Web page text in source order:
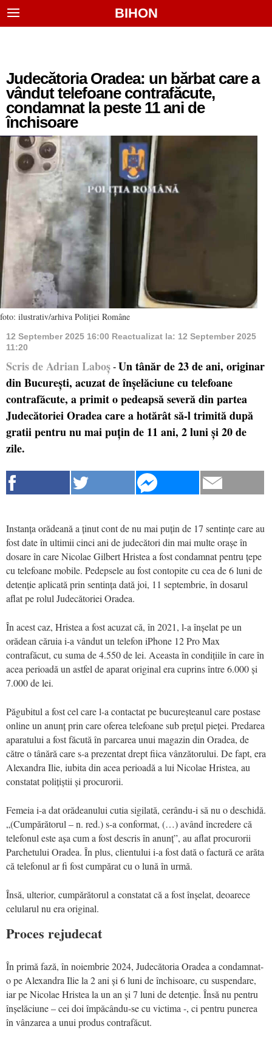
BIHON
Judecătoria Oradea: un bărbat care a
vândut telefoane contrafăcute,
condamnat la peste 11 ani de
închisoare
foto: ilustrativ/arhiva Poliției Române
12 September 2025 16:00 Reactualizat la: 12 September 2025
11:20
Scris de Adrian Laboș - Un tânăr de 23 de ani, originar
din București, acuzat de înșelăciune cu telefoane
contrafăcute, a primit o pedeapsă severă din partea
Judecătoriei Oradea care a hotărât să-l trimită după
gratii pentru nu mai puțin de 11 ani, 2 luni și 20 de
zile.
Instanța orădeană a ținut cont de nu mai puțin de 17 sentințe care au
fost date în ultimii cinci ani de judecători din mai multe orașe în
dosare în care Nicolae Gilbert Hristea a fost condamnat pentru țepe
cu telefoane mobile. Pedepsele au fost contopite cu cea de 6 luni de
detenție aplicată prin sentința dată joi, 11 septembrie, în dosarul
aflat pe rolul Judecătoriei Oradea.
În acest caz, Hristea a fost acuzat că, în 2021, l-a înșelat pe un
orădean căruia i-a vândut un telefon iPhone 12 Pro Max
contrafăcut, cu suma de 4.550 de lei. Aceasta în condițiile în care în
acea perioadă un astfel de aparat original era cuprins între 6.000 și
7.000 de lei.
Păgubitul a fost cel care l-a contactat pe bucureșteanul care postase
online un anunț prin care oferea telefoane sub prețul pieței. Predarea
aparatului a fost făcută în parcarea unui magazin din Oradea, de
către o tânără care s-a prezentat drept fiica vânzătorului. De fapt, era
Alexandra Ilie, iubita din acea perioadă a lui Nicolae Hristea, au
constatat polițiștii și procurorii.
Femeia i-a dat orădeanului cutia sigilată, cerându-i să nu o deschidă.
„(Cumpărătorul – n. red.) s-a conformat, (…) având încredere că
telefonul este așa cum a fost descris în anunț”, au aflat procurorii
Parchetului Oradea. În plus, clientului i-a fost dată o factură ce arăta
că telefonul ar fi fost cumpărat cu o lună în urmă.
Însă, ulterior, cumpărătorul a constatat că a fost înșelat, deoarece
celularul nu era original.
Proces rejudecat
În primă fază, în noiembrie 2024, Judecătoria Oradea a condamnat-
o pe Alexandra Ilie la 2 ani și 6 luni de închisoare, cu suspendare,
iar pe Nicolae Hristea la un an și 7 luni de detenție. Însă nu pentru
înșelăciune – cei doi împăcându-se cu victima -, ci pentru punerea
în vânzarea a unui produs contrafăcut.